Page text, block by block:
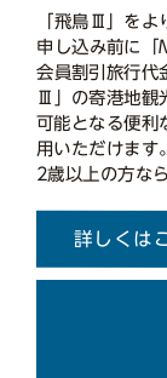
「飛鳥Ⅲ」をよ
申し込み前に「
会員割引旅行代
Ⅲ」の寄港地観
可能となる便利
用いただけます。
2歳以上の方な
詳しくは